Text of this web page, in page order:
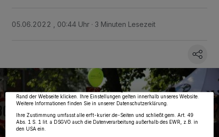
05.06.2022 , 00:44 Uhr 3 Minuten Lesezeit
wie Browserdaten oder eindeutige Kennungen auf Ihrem Gerät zu. Durch Auswahl
Zwecke. Wenn Tracker deaktiviert sind, sind manche Inhalte und Anzeigen
möglicherweise nicht mehr so relevant für Sie. Sie können dieses Menü jederzeit
wieder aufrufen, um Ihre Einstellungen zu ändern oder Ihre Einwilligung zu
widerrufen, indem Sie auf den Link Einstellungen oder Ablehnen am unteren
Rand der Webseite klicken. Ihre Einstellungen gelten innerhalb unseres Website.
Weitere Informationen finden Sie in unserer Datenschutzerklärung.
Ihre Zustimmung umfasst alle erft-kurier.de-Seiten und schließt gem. Art. 49
Abs. 1 S. 1 lit. a DSGVO auch die Datenverarbeitung außerhalb des EWR, z.B. in
den USA ein.